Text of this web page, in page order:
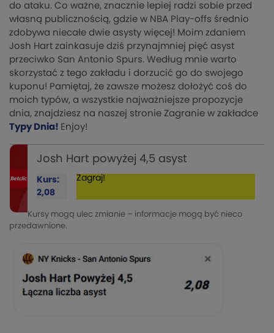
do ataku. Co ważne, znacznie lepiej radzi sobie przed
własną publicznością, gdzie w NBA Play-offs średnio
zdobywa niecałe dwie asysty więcej! Moim zdaniem
Josh Hart zainkasuje dziś przynajmniej pięć asyst
przeciwko San Antonio Spurs. Według mnie warto
skorzystać z tego zakładu i dorzucić go do swojego
kuponu! Pamiętaj, że zawsze możesz dołożyć coś do
moich typów, a wszystkie najważniejsze propozycje
dnia, znajdziesz na naszej stronie Zagranie w zakładce
Typy Dnia! Enjoy!
Josh Hart powyżej 4,5 asyst
Kurs:
2,08
Zagraj!
Kursy mogą ulec zmianie – informacje mogą być nieco
przedawnione.